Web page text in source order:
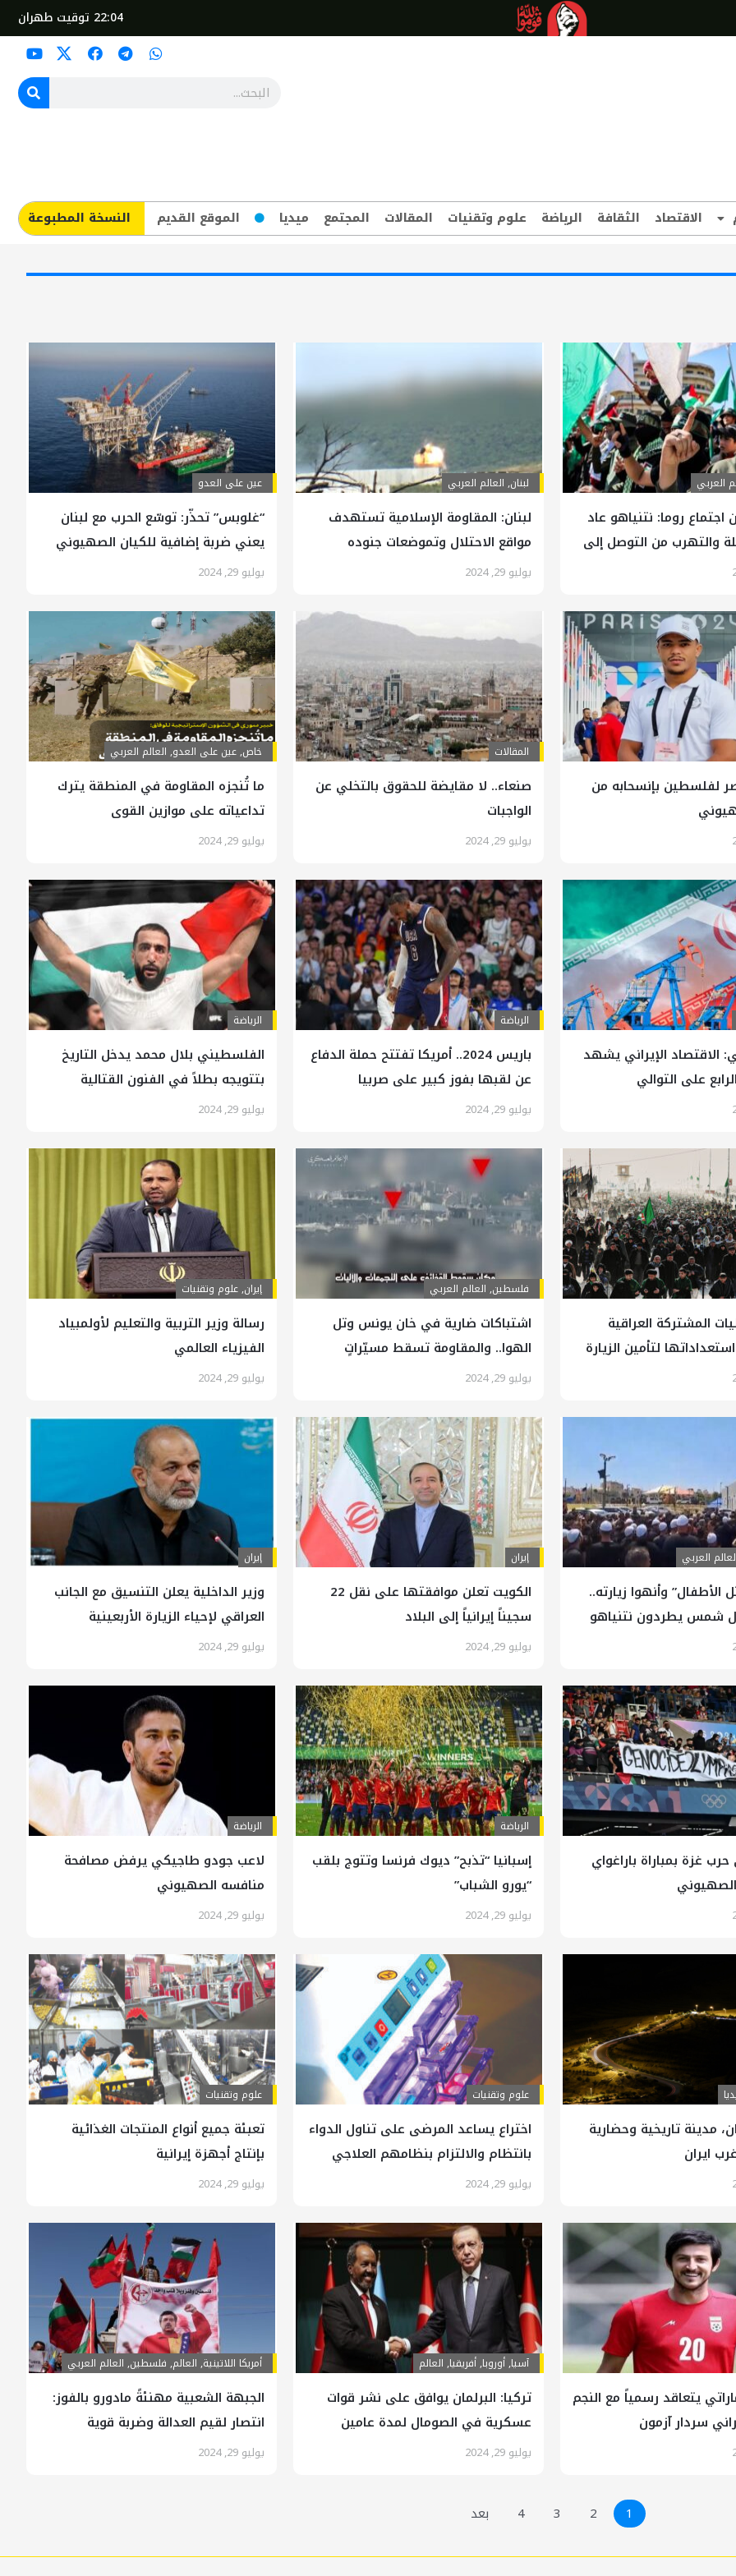
22:04 توقيت طهران
الاقتصاد الثقافة الرياضة علوم وتقنيات المقالات المجتمع ميديا الموقع القديم ​النسخة المطبوعة
العربي
روما: نتنياهو عاد
والتهرب من التوصل إلى
لبنان, العالم العربي
لبنان: المقاومة الإسلامية تستهدف
مواقع الاحتلال وتموضعات جنوده
ومنظوماته التجسسية
يوليو 29, 2024
عين على العدو
“غلوبس” تحذّر: توسّع الحرب مع لبنان
يعني ضربة إضافية للكيان الصهيوني
في إنتاج الغاز
يوليو 29, 2024
لفلسطين بإنسحابه من
المقالات
صنعاء.. لا مقايضة للحقوق بالتخلي عن
الواجبات
يوليو 29, 2024
خاص,عين على العدو, العالم العربي
ما تُنجزه المقاومة في المنطقة يترك
تداعياته على موازين القوى
يوليو 29, 2024
الاقتصاد الإيراني يشهد
على التوالي
الرياضة
باريس 2024.. أمريكا تفتتح حملة الدفاع
عن لقبها بفوز كبير على صربيا
يوليو 29, 2024
الرياضة
الفلسطيني بلال محمد يدخل التاريخ
بتتويجه بطلاً في الفنون القتالية
يوليو 29, 2024
المشتركة العراقية
لتأمين الزيارة
فلسطين, العالم العربي
اشتباكات ضارية في خان يونس وتل
الهوا.. والمقاومة تسقط مسيّراتٍ
للاحتلال وتستهدف آلياته
يوليو 29, 2024
إيران,علوم وتقنيات
رسالة وزير التربية والتعليم لأولمبياد
الفيزياء العالمي
يوليو 29, 2024
العربي
الأطفال” وأنهوا زيارته..
شمس يطردون نتنياهو
إيران
الكويت تعلن موافقتها على نقل 22
سجيناً إيرانياً إلى البلاد
يوليو 29, 2024
إيران
وزير الداخلية يعلن التنسيق مع الجانب
العراقي لإحياء الزيارة الأربعينية
يوليو 29, 2024
غزة بمباراة باراغواي
الرياضة
إسبانيا “تذبح” ديوك فرنسا وتتوج بلقب
“يورو الشباب”
يوليو 29, 2024
الرياضة
لاعب جودو طاجيكي يرفض مصافحة
منافسه الصهيوني
يوليو 29, 2024
مدينة تاريخية وحضارية
ایران
علوم وتقنيات
اختراع يساعد المرضى على تناول الدواء
بانتظام والالتزام بنظامهم العلاجي
يوليو 29, 2024
علوم وتقنيات
تعبئة جميع أنواع المنتجات الغذائية
بإنتاج أجهزة إيرانية
يوليو 29, 2024
يتعاقد رسمياً مع النجم
سردار آزمون
آسیا,أوروبا,أفريقيا, العالم
تركيا: البرلمان يوافق على نشر قوات
عسكرية في الصومال لمدة عامين
يوليو 29, 2024
أمريكا اللاتينية, العالم, فلسطين, العالم العربي
الجبهة الشعبية مهنئةً مادورو بالفوز:
انتصار لقيم العدالة وضربة قوية
للإمبريالية
يوليو 29, 2024
1
2
3
4 بعد